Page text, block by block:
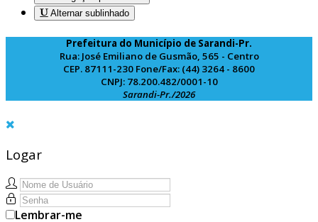
Alternar sublinhado
Prefeitura do Município de Sarandi-Pr.
Rua: José Emiliano de Gusmão, 565 - Centro
CEP. 87111-230 Fone/Fax: (44) 3264 - 8600
CNPJ: 78.200.482/0001-10
Sarandi-Pr./2026
Logar
Lembrar-me